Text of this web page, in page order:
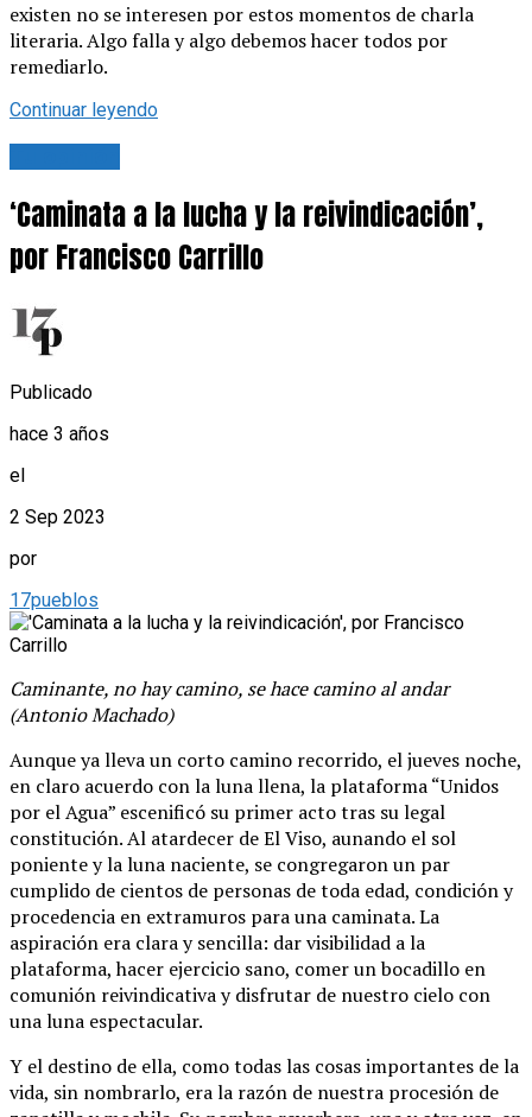
existen no se interesen por estos momentos de charla
literaria. Algo falla y algo debemos hacer todos por
remediarlo.
Continuar leyendo
‘Caminata a la lucha y la reivindicación’,
por Francisco Carrillo
Publicado
hace 3 años
el
2 Sep 2023
por
17pueblos
Caminante, no hay camino, se hace camino al andar
(Antonio Machado)
Aunque ya lleva un corto camino recorrido, el jueves noche,
en claro acuerdo con la luna llena, la plataforma “Unidos
por el Agua” escenificó su primer acto tras su legal
constitución. Al atardecer de El Viso, aunando el sol
poniente y la luna naciente, se congregaron un par
cumplido de cientos de personas de toda edad, condición y
procedencia en extramuros para una caminata. La
aspiración era clara y sencilla: dar visibilidad a la
plataforma, hacer ejercicio sano, comer un bocadillo en
comunión reivindicativa y disfrutar de nuestro cielo con
una luna espectacular.
Y el destino de ella, como todas las cosas importantes de la
vida, sin nombrarlo, era la razón de nuestra procesión de